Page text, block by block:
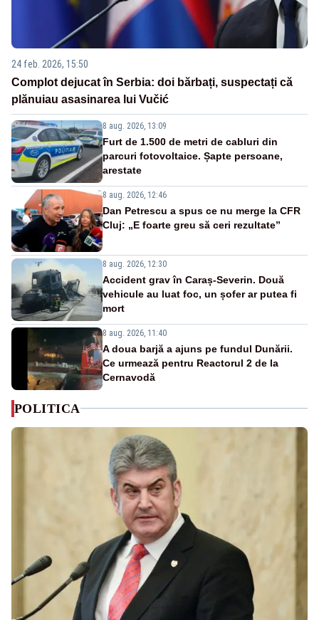
24 feb. 2026, 15:50
Complot dejucat în Serbia: doi bărbați, suspectați că
plănuiau asasinarea lui Vučić
8 aug. 2026, 13:09
Furt de 1.500 de metri de cabluri din
parcuri fotovoltaice. Șapte persoane,
arestate
8 aug. 2026, 12:46
Dan Petrescu a spus ce nu merge la CFR
Cluj: „E foarte greu să ceri rezultate”
8 aug. 2026, 12:30
Accident grav în Caraș-Severin. Două
vehicule au luat foc, un șofer ar putea fi
mort
8 aug. 2026, 11:40
A doua barjă a ajuns pe fundul Dunării.
Ce urmează pentru Reactorul 2 de la
Cernavodă
POLITICA